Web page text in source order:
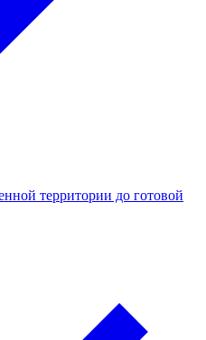
территории до готовой